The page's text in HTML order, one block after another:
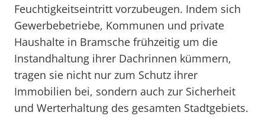
Feuchtigkeitseintritt vorzubeugen. Indem sich
Gewerbebetriebe, Kommunen und private
Haushalte in Bramsche frühzeitig um die
Instandhaltung ihrer Dachrinnen kümmern,
tragen sie nicht nur zum Schutz ihrer
Immobilien bei, sondern auch zur Sicherheit
und Werterhaltung des gesamten Stadtgebiets.